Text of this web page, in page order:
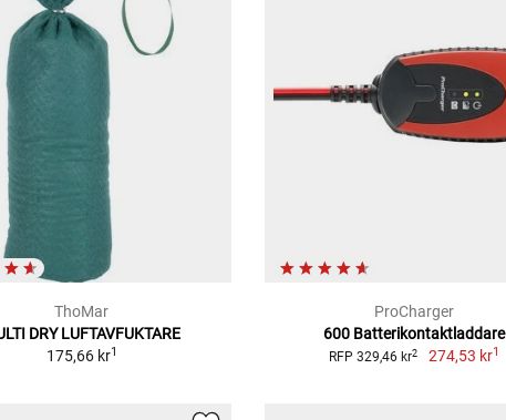
ThoMar
DRY LUFTAVFUKTARE
175,66 kr1
ProCharger
600 Batterikontaktladdare
RFP 329,46 kr2 274,53 kr1